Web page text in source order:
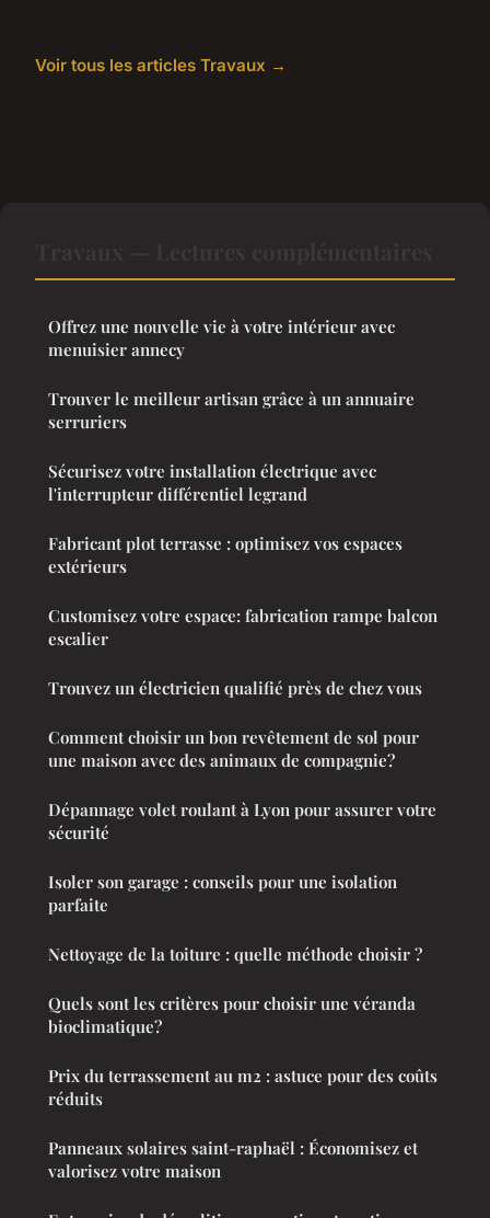
Voir tous les articles Travaux →
Offrez une nouvelle vie à votre intérieur avec
menuisier annecy
Trouver le meilleur artisan grâce à un annuaire
serruriers
Sécurisez votre installation électrique avec
l'interrupteur différentiel legrand
Fabricant plot terrasse : optimisez vos espaces
extérieurs
Customisez votre espace: fabrication rampe balcon
escalier
Trouvez un électricien qualifié près de chez vous
Comment choisir un bon revêtement de sol pour
une maison avec des animaux de compagnie?
Dépannage volet roulant à Lyon pour assurer votre
sécurité
Isoler son garage : conseils pour une isolation
parfaite
Nettoyage de la toiture : quelle méthode choisir ?
Quels sont les critères pour choisir une véranda
bioclimatique?
Prix du terrassement au m2 : astuce pour des coûts
réduits
Panneaux solaires saint-raphaël : Économisez et
valorisez votre maison